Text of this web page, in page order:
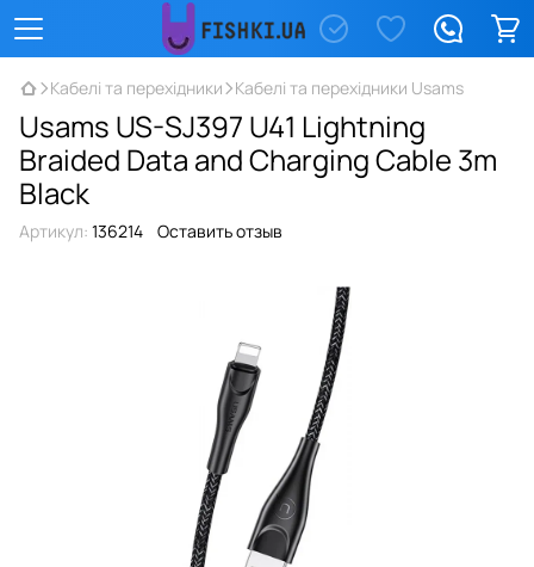
Кабелі та перехідники Кабелі та перехідники Usams
Usams US-SJ397 U41 Lightning
Braided Data and Charging Cable 3m
Black
Артикул: 136214 Оставить отзыв